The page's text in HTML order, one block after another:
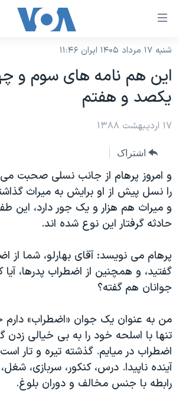
لینکهای
دسترسی
جهش
محتوای
اصلی
جهش
صفحه
اصلی
جهش
به
جستجو
نسخه سبک وب‌سایت
موضوع ها
ایران
آمریکا
ورزشی
گزیده‌ها
ویدیوها
فرهنگ و زندگی
حقوق شهروندی
اقتصادی
علم و فناوری
اسرائیل در جنگ
گالری عکس
برنامه های تلویزیونی
جدول برنامه ها
صفحه‌های ویژه
جام جهانی ۲۰۲۶
عملیات خشم حماسی
بایگانی برنامه‌های تلویزیونی
مستندها
انتخابات ریاست جمهوری آمریکا ۲۰۲۴
حمله جمهوری اسلامی به اسرائیل
رمز مهسا
ورزش زنان در ایران
اعتراضات زن، زندگی، آزادی
فرکانس‌های صدای آمریکا
پخش رادیویی
دنبال کنید
زبانهای مختلف
شنبه ۱۷ مرداد ۱۴۰۵ ایران ۱۱:۴۶
این هم نامه های سوم و
یکصد و هفتم
۱۷ اردیبهشت ۱۳۸۸
اشتراک
و امروز پرهام از جانب نسلی صحبت
را نسل پیش از او برایش به میراث
و میراث هم هزار و یک جور دارد، این
حادثه گرفتار این نوع شده اند.
پرهام می نویسد: آقای بهارلو، شما از
گفتید، و همچنین از اضطراب پدرها،
جوانان هم گفته؟
من به عنوان یک جوان «اضطراب» دارم
تنها با اسلحه خود را به بی خیالی
اضطراب در میايم. گذشته تیره و تار
آینده ناپیدا. درس، کنکور، سربازی، شغل،
رابطه با جنس مخالف و دوران بلوغ.